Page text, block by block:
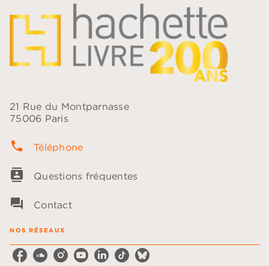
21 Rue du Montparnasse
75006 Paris
phone Téléphone
contacts Questions fréquentes
question_answer Contact
NOS RÉSEAUX